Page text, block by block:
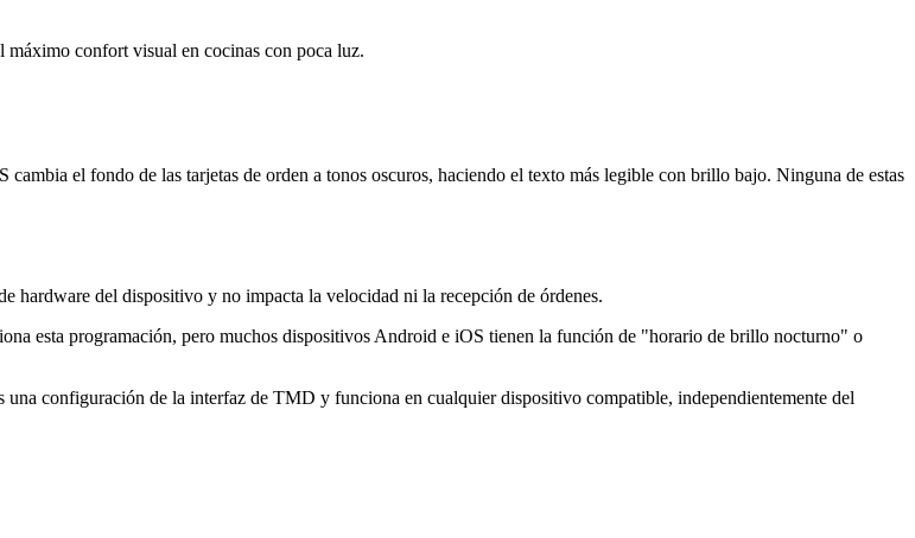
confort visual en cocinas con poca luz.
el fondo de las tarjetas de orden a tonos oscuros, haciendo el texto más legible con brillo bajo. Ninguna de estas
hardware del dispositivo y no impacta la velocidad ni la recepción de órdenes.
esta programación, pero muchos dispositivos Android e iOS tienen la función de "horario de brillo nocturno" o
configuración de la interfaz de TMD y funciona en cualquier dispositivo compatible, independientemente del